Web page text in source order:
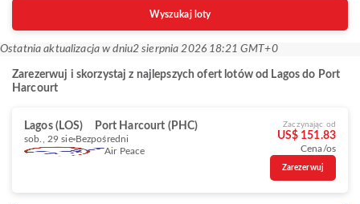
Wyszukaj loty
Ostatnia aktualizacja w dniu2 sierpnia 2026 18:21 GMT+0
Zarezerwuj i skorzystaj z najlepszych ofert lotów od Lagos do Port
Harcourt
Lagos (LOS) Port Harcourt (PHC)
sob., 29 sie Bezpośredni
Air Peace
Zaczynając od
US$ 151.83
Cena/os
Zarezerwuj